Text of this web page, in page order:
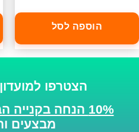
הוספה לסל
הצטרפו
10% הנחה בקנייה הבאה
מבצעים